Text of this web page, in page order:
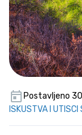
Postavljeno
ISKUSTVA I